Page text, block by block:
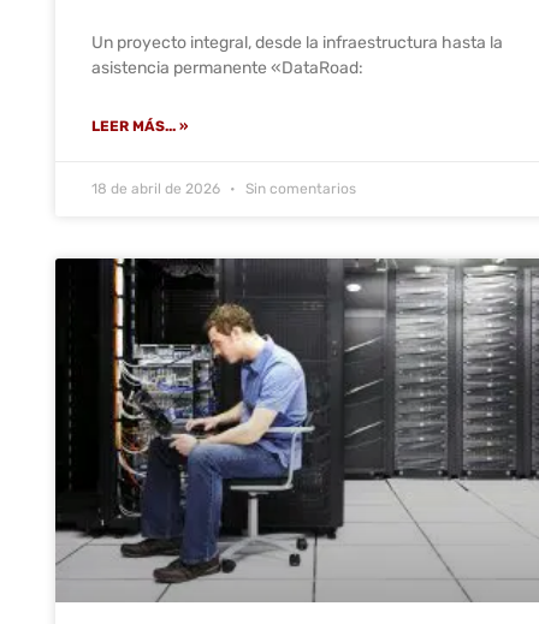
Un proyecto integral, desde la infraestructura hasta la
asistencia permanente «DataRoad:
LEER MÁS... »
18 de abril de 2026 Sin comentarios